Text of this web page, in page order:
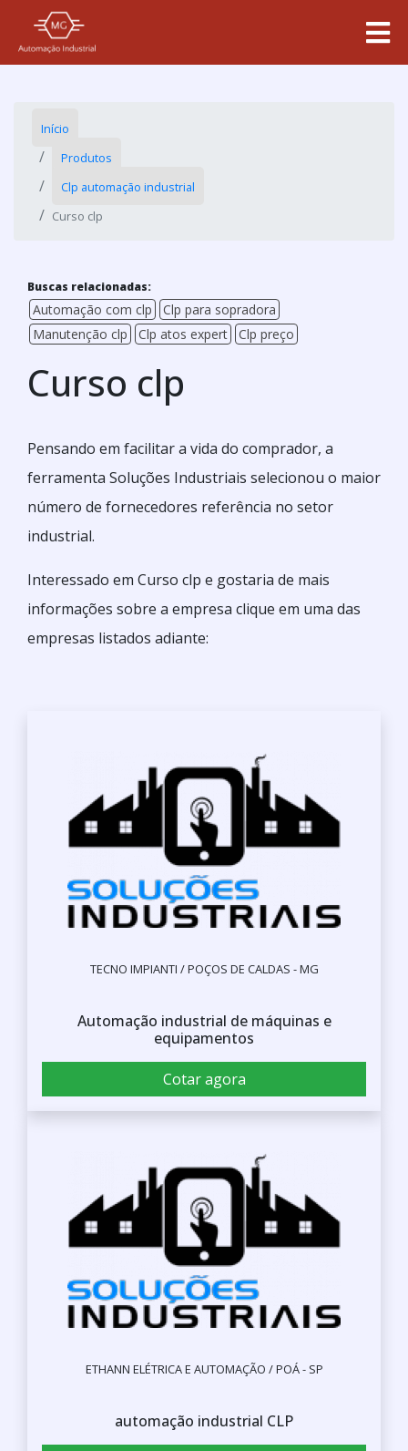
Início
Produtos
Clp automação industrial
Curso clp
Buscas relacionadas:
Automação com clp
Clp para sopradora
Manutenção clp
Clp atos expert Clp preço
Curso clp
Pensando em facilitar a vida do comprador, a
ferramenta Soluções Industriais selecionou o maior
número de fornecedores referência no setor
industrial.
Interessado em Curso clp e gostaria de mais
informações sobre a empresa clique em uma das
empresas listados adiante:
TECNO IMPIANTI / POÇOS DE CALDAS - MG
Automação industrial de máquinas e
equipamentos
Cotar agora
ETHANN ELÉTRICA E AUTOMAÇÃO / POÁ - SP
automação industrial CLP